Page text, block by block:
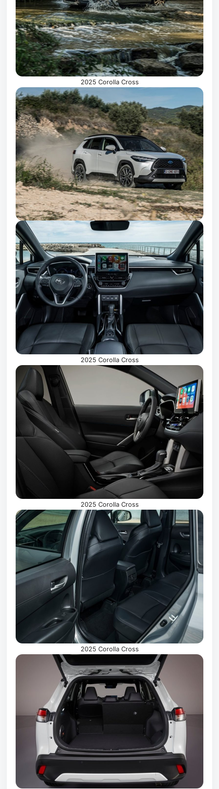
2025 Corolla Cross
2025 Corolla Cross
2025 Corolla Cross
2025 Corolla Cross